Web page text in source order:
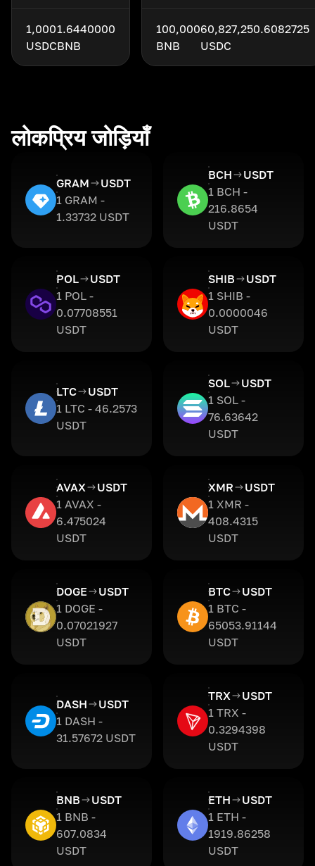
1,000
USDC
1.6440000
BNB
100,000
BNB
60,827,250.6082725
USDC
लोकप्रिय जोड़ियाँ
GRAM
USDT
1 GRAM -
1.33732 USDT
BCH
USDT
1 BCH -
216.8654
USDT
POL
USDT
1 POL -
0.07708551
USDT
SHIB
USDT
1 SHIB -
0.0000046
USDT
LTC
USDT
1 LTC - 46.2573
USDT
SOL
USDT
1 SOL -
76.63642
USDT
AVAX
USDT
1 AVAX -
6.475024
USDT
XMR
USDT
1 XMR -
408.4315
USDT
DOGE
USDT
1 DOGE -
0.07021927
USDT
BTC
USDT
1 BTC -
65053.91144
USDT
DASH
USDT
1 DASH -
31.57672 USDT
TRX
USDT
1 TRX -
0.3294398
USDT
BNB
USDT
1 BNB -
607.0834
USDT
ETH
USDT
1 ETH -
1919.86258
USDT